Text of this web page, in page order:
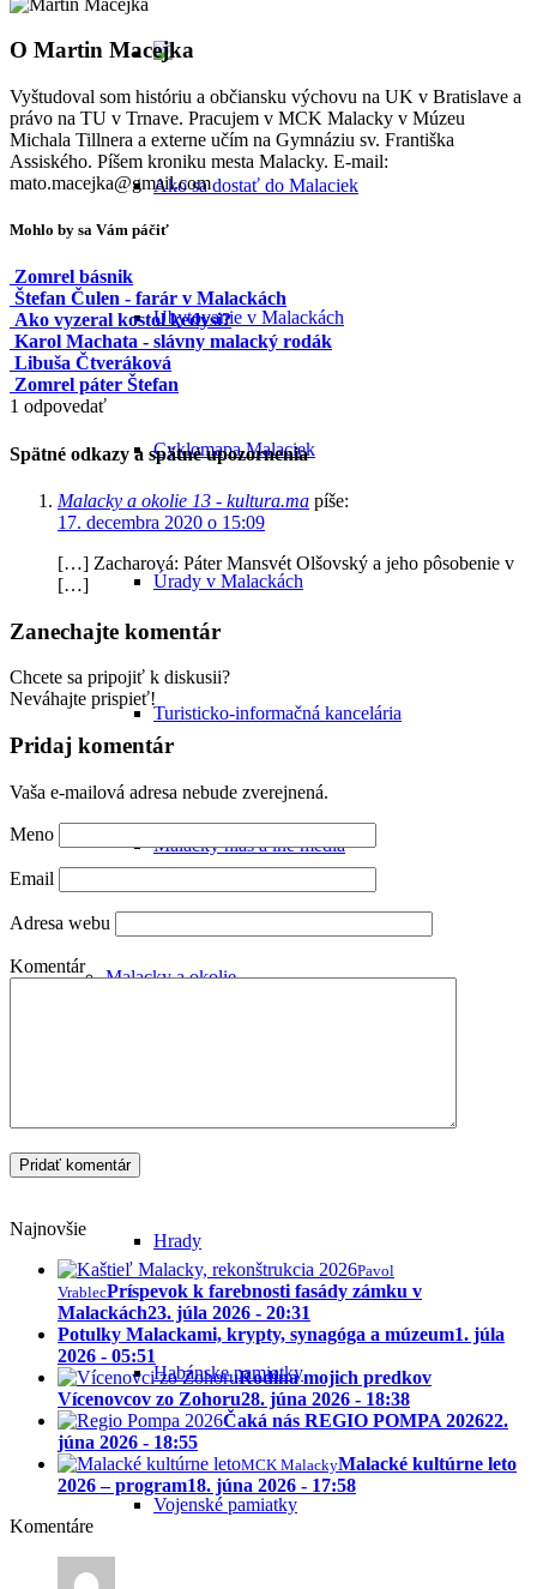
Ako sa dostať do Malaciek
Ubytovanie v Malackách
Cyklomapa Malaciek
Úrady v Malackách
Turisticko-informačná kancelária
Malacký hlas a iné médiá
Malacky a okolie
Hrady
Habánske pamiatky
Vojenské pamiatky
O Martin Macejka
Vyštudoval som históriu a občiansku výchovu na UK v Bratislave a
právo na TU v Trnave. Pracujem v MCK Malacky v Múzeu
Michala Tillnera a externe učím na Gymnáziu sv. Františka
Assiského. Píšem kroniku mesta Malacky. E-mail:
mato.macejka@gmail.com
Mohlo by sa Vám páčiť
Zomrel básnik
Štefan Čulen - farár v Malackách
Ako vyzeral kostol kedysi?
Karol Machata - slávny malacký rodák
Libuša Čtveráková
Zomrel páter Štefan
1 odpovedať
Spätné odkazy a spätné upozornenia
Malacky a okolie 13 - kultura.ma píše:
17. decembra 2020 o 15:09
[…] Zacharová: Páter Mansvét Olšovský a jeho pôsobenie v
[…]
Zanechajte komentár
Chcete sa pripojiť k diskusii?
Neváhajte prispieť!
Pridaj komentár
Vaša e-mailová adresa nebude zverejnená.
Meno
Email
Adresa webu
Komentár
Najnovšie
Pavol
VrablecPríspevok k farebnosti fasády zámku v
Malackách23. júla 2026 - 20:31
Potulky Malackami, krypty, synagóga a múzeum1. júla
2026 - 05:51
Rodina mojich predkov
Vícenovcov zo Zohoru28. júna 2026 - 18:38
Čaká nás REGIO POMPA 202622.
júna 2026 - 18:55
MCK MalackyMalacké kultúrne leto
2026 – program18. júna 2026 - 17:58
Komentáre